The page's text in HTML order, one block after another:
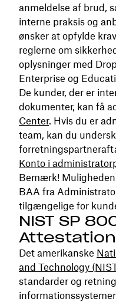
anmeldelse af brud,
interne praksis og
ønsker at opfylde
reglerne om
oplysninger med
Enterprise og
De kunder, der er
dokumenter, kan få
Center. Hvis du er
team, kan du
Konto i
Bemærk!
BAA fra
tilgængelige for
NIST SP
Det amerikanske
and Technology
standarder og